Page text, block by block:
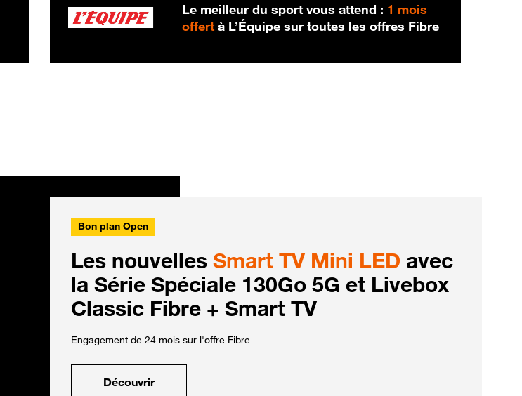
Le meilleur du sport vous attend : 1 mois
offert à L’Équipe sur toutes les offres Fibre
Bon plan Open
Les nouvelles Smart TV Mini LED avec
la Série Spéciale 130Go 5G et Livebox
Classic Fibre + Smart TV
Engagement de 24 mois sur l'offre Fibre
Découvrir